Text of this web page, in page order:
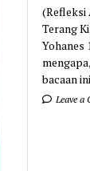
(Refleksi
Terang
Yohanes
bacaan
Leave a